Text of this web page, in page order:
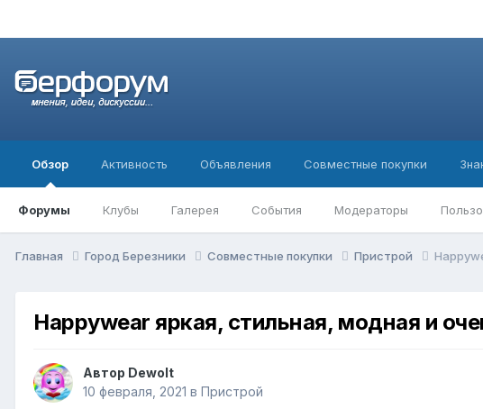
Обзор
Форумы Клубы Галерея События Модераторы
Активность Объявления Совместные покупки
Главная Город Березники Совместные покупки Пристрой
Happywear яркая, стильная, модная и
Автор Dewolt
10 февраля, 2021 в Пристрой